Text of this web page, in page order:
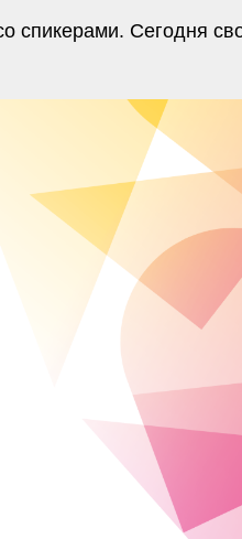
спикерами. Сегодня